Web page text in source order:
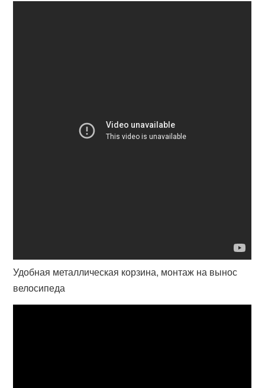
Удобная металлическая корзина, монтаж на вынос
велосипеда